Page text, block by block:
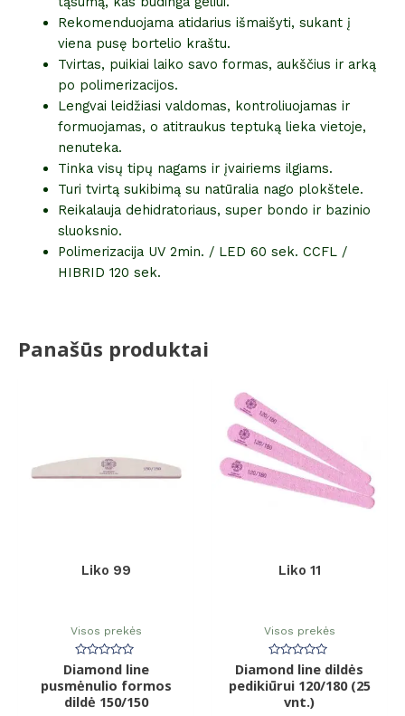
Rekomenduojama atidarius išmaišyti, sukant į
viena pusę bortelio kraštu.
Tvirtas, puikiai laiko savo formas, aukščius ir arką
po polimerizacijos.
Lengvai leidžiasi valdomas, kontroliuojamas ir
formuojamas, o atitraukus teptuką lieka vietoje,
nenuteka.
Tinka visų tipų nagams ir įvairiems ilgiams.
Turi tvirtą sukibimą su natūralia nago plokštele.
Reikalauja dehidratoriaus, super bondo ir bazinio
sluoksnio.
Polimerizacija UV 2min. / LED 60 sek. CCFL /
HIBRID 120 sek.
Panašūs produktai
Liko 99
Visos prekės
Įvertinimas:
0
iš
5
Diamond line
pusmėnulio formos
dildė 150/150
Liko 11
Visos prekės
Įvertinimas:
0
iš
Diamond line dildės
pedikiūrui 120/180 (25
vnt.)